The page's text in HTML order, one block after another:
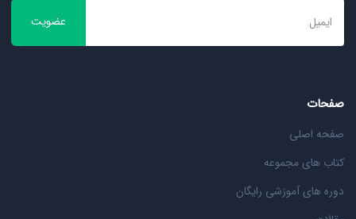
عضویت
صفحات
صفحه اصلی
کتاب های مجموعه
دوره های آموزشی رایگان